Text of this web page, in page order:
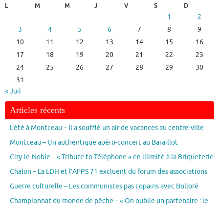
L
M M J V S D
1
2
3
4 5 6 7 8
9
10
11 12 13 14 15
16
17
18 19 20 21 22
23
24
25 26 27 28 29
30
31
« Juil
Articles récents
L’été à Montceau – Il a soufflé un air de vacances au centre-ville
Montceau – Un authentique apéro-concert au Baraillot
Ciry-le-Noble – « Tribute to Téléphone » en illimité à la Briqueterie
Chalon – La LDH et l’AFPS 71 excluent du forum des associations
Guerre culturelle – Les communistes pas copains avec Bolloré
Championnat du monde de pêche – « On oublie un partenaire : le